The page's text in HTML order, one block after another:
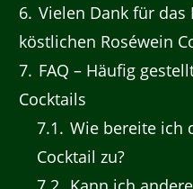
6 Vielen Dank für das
köstlichen Roséwein
7 FAQ – Häufig
Cocktails
7.1
Wie bereite ich
Cocktail zu?